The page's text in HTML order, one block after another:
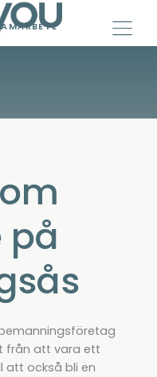
på
från att vara ett
att också bli en